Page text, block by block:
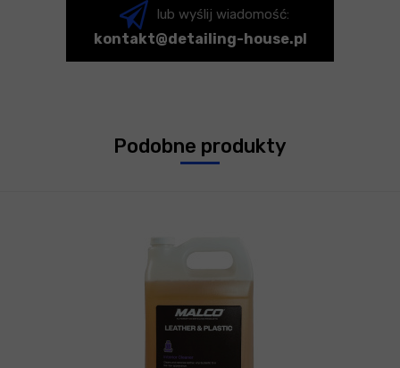
lub wyślij wiadomość:
kontakt@detailing-house.pl
Podobne produkty